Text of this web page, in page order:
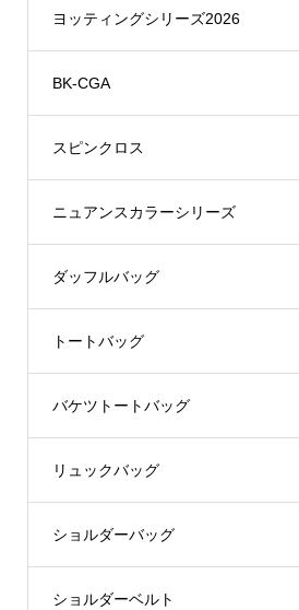
ヨッティングシリーズ2026
BK-CGA
スピンクロス
ニュアンスカラーシリーズ
ダッフルバッグ
トートバッグ
バケツトートバッグ
リュックバッグ
ショルダーバッグ
ショルダーベルト